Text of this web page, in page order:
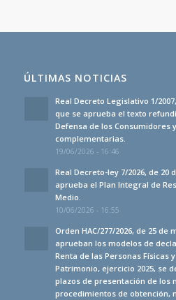
ÚLTIMAS NOTICIAS
Real Decreto Legislativo 1/
que se aprueba el texto
Defensa de los Consumidores
complementarias.
19/06/2026 - 16:46
Real Decreto-ley 7/2026, de 20
aprueba el Plan Integral de
Medio.
10/06/2026 - 16:55
Orden HAC/277/2026, de 25 de
aprueban los modelos de
Renta de las Personas Físicas
Patrimonio, ejercicio 2025, se
plazos de presentación de los
procedimientos de obtención,